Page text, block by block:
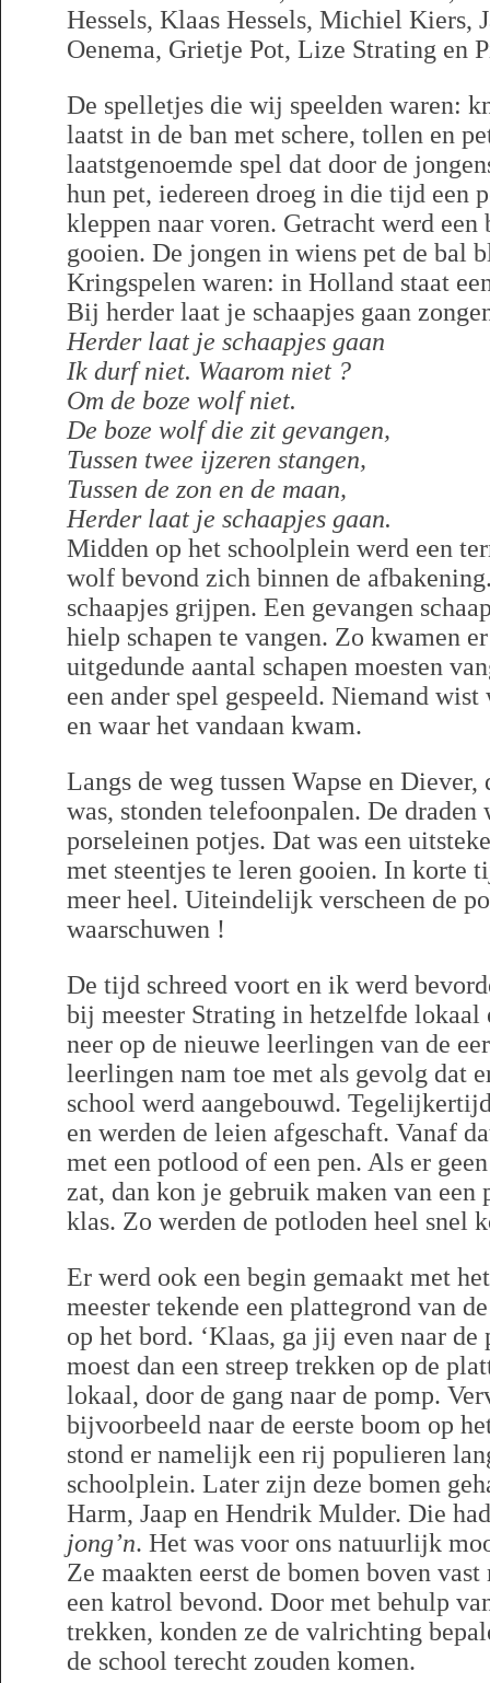
Hessels, Klaas Hessels, Michiel Kiers,
Oenema, Grietje Pot, Lize Strating en
De spelletjes die wij speelden waren:
laatst in de ban met schere, tollen en
laatstgenoemde spel dat door de
hun pet, iedereen droeg in die tijd een
kleppen naar voren. Getracht werd een
gooien. De jongen in wiens pet de bal
Kringspelen waren: in Holland staat
Bij herder laat je schaapjes gaan
Herder laat je schaapjes gaan
Ik durf niet. Waarom niet ?
Om de boze wolf niet.
De boze wolf die zit gevangen,
Tussen twee ijzeren stangen,
Tussen de zon en de maan,
Herder laat je schaapjes gaan.
Midden op het schoolplein werd een
wolf bevond zich binnen de
schaapjes grijpen. Een gevangen
hielp schapen te vangen. Zo kwamen
uitgedunde aantal schapen moesten
een ander spel gespeeld. Niemand
en waar het vandaan kwam.
Langs de weg tussen Wapse en
was, stonden telefoonpalen. De draden
porseleinen potjes. Dat was een
met steentjes te leren gooien. In korte
meer heel. Uiteindelijk verscheen de
waarschuwen !
De tijd schreed voort en ik werd
bij meester Strating in hetzelfde
neer op de nieuwe leerlingen van de
leerlingen nam toe met als gevolg dat
school werd aangebouwd.
en werden de leien afgeschaft. Vanaf
met een potlood of een pen. Als er
zat, dan kon je gebruik maken van
klas. Zo werden de potloden heel snel
Er werd ook een begin gemaakt met
meester tekende een plattegrond van
op het bord. ‘Klaas, ga jij even naar
moest dan een streep trekken op de
lokaal, door de gang naar de pomp.
bijvoorbeeld naar de eerste boom op
stond er namelijk een rij populieren
schoolplein. Later zijn deze bomen
Harm, Jaap en Hendrik Mulder. Die
jong’n. Het was voor ons natuurlijk
Ze maakten eerst de bomen boven
een katrol bevond. Door met behulp
trekken, konden ze de valrichting
de school terecht zouden komen.